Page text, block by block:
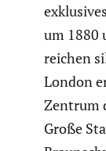
um 1880
rei­chen
London
Zentrum
Große